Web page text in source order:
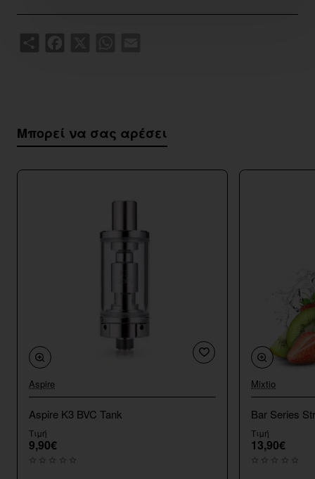
Μπορεί να σας αρέσει
Aspire
Aspire K3 BVC Tank
Τιμή
9,90€
Mixtio
Bar Series
Τιμή
13,90€